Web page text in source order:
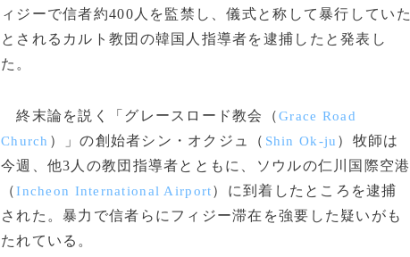
ィジーで信者約400人を監禁し、儀式と称して暴行していた
とされるカルト教団の韓国人指導者を逮捕したと発表し
た。
終末論を説く「グレースロード教会（Grace Road
Church ）」の創始者シン・オクジュ（ Shin Ok-ju ）牧師は
今週、他3人の教団指導者とともに、ソウルの仁川国際空港
（Incheon International Airport）に到着したところを逮捕
された。暴力で信者らにフィジー滞在を強要した疑いがも
たれている。